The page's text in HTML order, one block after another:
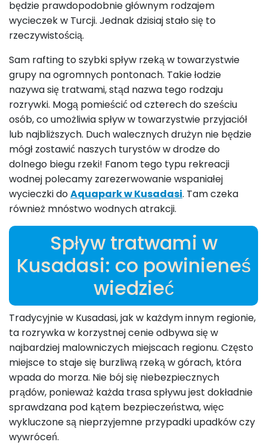
będzie prawdopodobnie głównym rodzajem
wycieczek w Turcji. Jednak dzisiaj stało się to
rzeczywistością.
Sam rafting to szybki spływ rzeką w towarzystwie
grupy na ogromnych pontonach. Takie łodzie
nazywa się tratwami, stąd nazwa tego rodzaju
rozrywki. Mogą pomieścić od czterech do sześciu
osób, co umożliwia spływ w towarzystwie przyjaciół
lub najbliższych. Duch walecznych drużyn nie będzie
mógł zostawić naszych turystów w drodze do
dolnego biegu rzeki! Fanom tego typu rekreacji
wodnej polecamy zarezerwowanie wspaniałej
wycieczki doAquapark w Kusadasi. Tam czeka
również mnóstwo wodnych atrakcji.
Spływ tratwami w
Kusadasi: co powinieneś
wiedzieć
Tradycyjnie w Kusadasi, jak w każdym innym regionie,
ta rozrywka w korzystnej cenie odbywa się w
najbardziej malowniczych miejscach regionu. Często
miejsce to staje się burzliwą rzeką w górach, która
wpada do morza. Nie bój się niebezpiecznych
prądów, ponieważ każda trasa spływu jest dokładnie
sprawdzana pod kątem bezpieczeństwa, więc
wykluczone są nieprzyjemne przypadki upadków czy
wywróceń.